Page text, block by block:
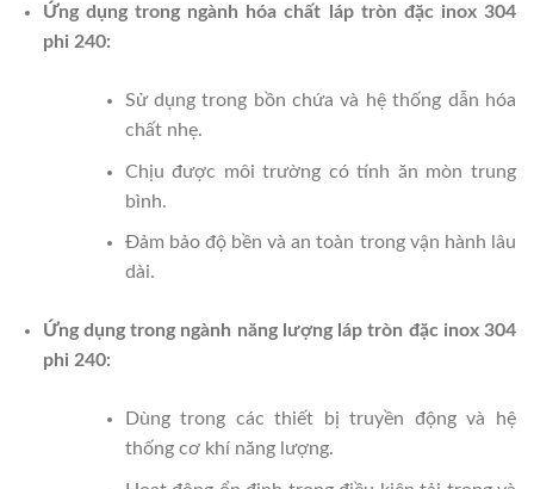
Ứng dụng trong ngành hóa chất láp tròn đặc inox 304
phi 240:
Sử dụng trong bồn chứa và hệ thống dẫn hóa
chất nhẹ.
Chịu được môi trường có tính ăn mòn trung
bình.
Đảm bảo độ bền và an toàn trong vận hành lâu
dài.
Ứng dụng trong ngành năng lượng láp tròn đặc inox 304
phi 240:
Dùng trong các thiết bị truyền động và hệ
thống cơ khí năng lượng.